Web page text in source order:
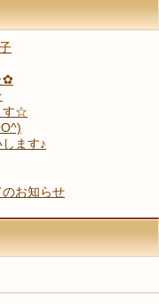
✿
す☆
ます♪
お知らせ